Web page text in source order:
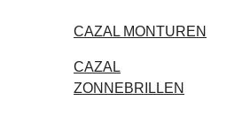
CAZAL MONTUREN
CAZAL
ZONNEBRILLEN